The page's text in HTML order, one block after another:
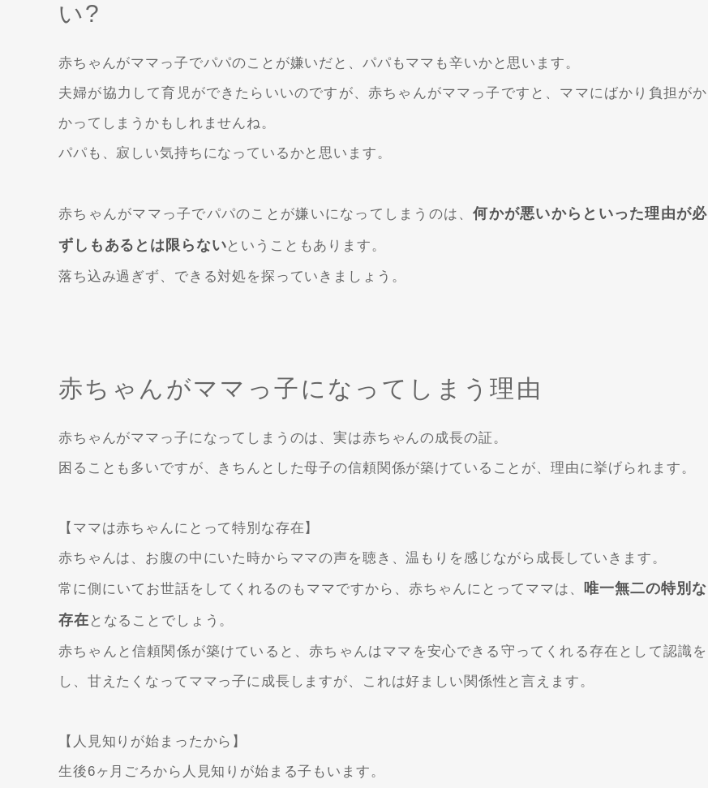
い?
赤ちゃんがママっ子でパパのことが嫌いだと、パパもママも辛いかと思います。
夫婦が協力して育児ができたらいいのですが、赤ちゃんがママっ子ですと、ママにばかり負担がか
かってしまうかもしれませんね。
パパも、寂しい気持ちになっているかと思います。
赤ちゃんがママっ子でパパのことが嫌いになってしまうのは、何かが悪いからといった理由が必
ずしもあるとは限らないということもあります。
落ち込み過ぎず、できる対処を探っていきましょう。
赤ちゃんがママっ子になってしまう理由
赤ちゃんがママっ子になってしまうのは、実は赤ちゃんの成長の証。
困ることも多いですが、きちんとした母子の信頼関係が築けていることが、理由に挙げられます。
【ママは赤ちゃんにとって特別な存在】
赤ちゃんは、お腹の中にいた時からママの声を聴き、温もりを感じながら成長していきます。
常に側にいてお世話をしてくれるのもママですから、赤ちゃんにとってママは、唯一無二の特別な
存在 となることでしょう。
赤ちゃんと信頼関係が築けていると、赤ちゃんはママを安心できる守ってくれる存在として認識を
し、甘えたくなってママっ子に成長しますが、これは好ましい関係性と言えます。
【人見知りが始まったから】
生後6ヶ月ごろから人見知りが始まる子もいます。